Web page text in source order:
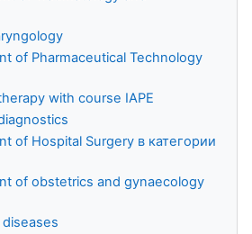
of Pharmaceutical Technology
with course IAPE
of Hospital Surgery в категории
of obstetrics and gynaecology